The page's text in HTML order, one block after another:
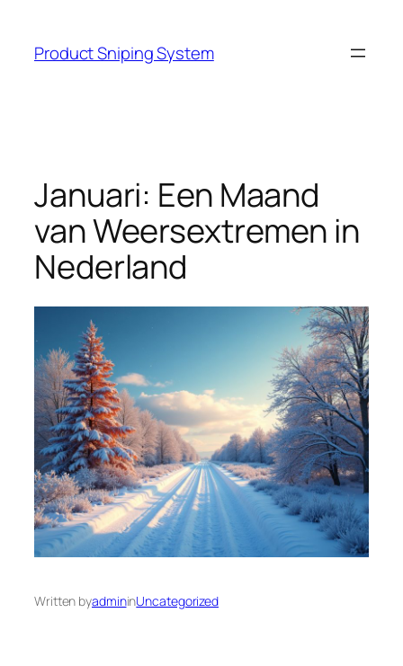
content
Product Sniping System
Januari: Een Maand
van Weersextremen in
Nederland
Written byadmininUncategorized